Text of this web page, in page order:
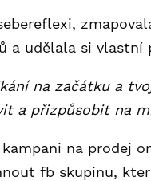
a udělala si vlastní
na začátku a
a přizpůsobit na
kampani na prodej
fb skupinu,